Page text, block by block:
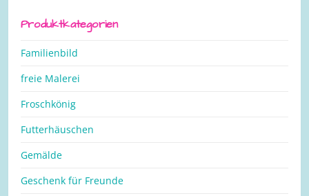
Produktkategorien
Familienbild
freie Malerei
Froschkönig
Futterhäuschen
Gemälde
Geschenk für Freunde